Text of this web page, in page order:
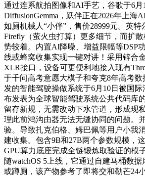
通过连系航拍图像和AI手艺，谷歌于6月
DiffusionGemma，跃伴正在2026年上海
如厕机械人“小伴”，售价28999元。英特
Firefly（萤火虫打算）更多细节，而扩
势较着。内置AI降噪、增益限幅等DSP
线或蜂窝收集实现一键对讲！采用锌合
XLR接口，设备可更便利地接入现有
于千问高考意愿大模子和夸克8年高考
发的智能驾驶操做系统于6月10日被国
布发表为全球智能驾驶系统公共代码库
留存新规，无需改动下水管道，形成现
理此前鸿沟由器无法无缝协同的问题。
验。导致扎克伯格、姆巴佩等用户小我
建收集。包含9B和27B两个参数规模，
GPU算力底座完成全链锻炼取验证的模
随watchOS 5上线，它通过自建马桶数
或蹲厕，该产物参考了即将交和勒芒24